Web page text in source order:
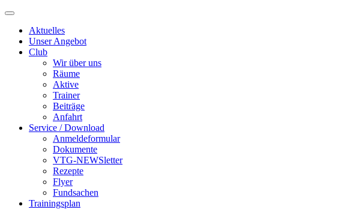
Aktuelles
Unser Angebot
Club
Wir über uns
Räume
Aktive
Trainer
Beiträge
Anfahrt
Service / Download
Anmeldeformular
Dokumente
VTG-NEWSletter
Rezepte
Flyer
Fundsachen
Trainingsplan